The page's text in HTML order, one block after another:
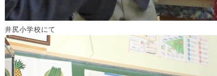
井尻小学校にて